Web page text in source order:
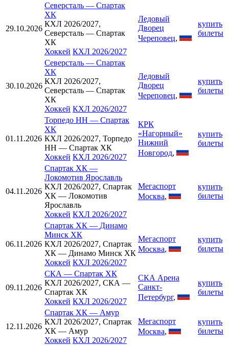
29.10.2026
Северсталь — Спартак
ХК
КХЛ 2026/2027,
Северсталь — Спартак
ХК
Хоккей КХЛ 2026/2027
Ледовый
Дворец
Череповец,
купить
билеты
30.10.2026
Северсталь — Спартак
ХК
КХЛ 2026/2027,
Северсталь — Спартак
ХК
Хоккей КХЛ 2026/2027
Ледовый
Дворец
Череповец,
купить
билеты
01.11.2026
Торпедо НН — Спартак
ХК
КХЛ 2026/2027, Торпедо
НН — Спартак ХК
Хоккей КХЛ 2026/2027
КРК
«Нагорный»
Нижний
Новгород,
купить
билеты
04.11.2026
Спартак ХК —
Локомотив Ярославль
КХЛ 2026/2027, Спартак
ХК — Локомотив
Ярославль
Хоккей КХЛ 2026/2027
Мегаспорт
Москва,
купить
билеты
06.11.2026
Спартак ХК — Динамо
Минск ХК
КХЛ 2026/2027, Спартак
ХК — Динамо Минск ХК
Хоккей КХЛ 2026/2027
Мегаспорт
Москва,
купить
билеты
09.11.2026
СКА — Спартак ХК
КХЛ 2026/2027, СКА —
Спартак ХК
Хоккей КХЛ 2026/2027
СКА Арена
Санкт-
Петербург,
купить
билеты
12.11.2026
Спартак ХК — Амур
КХЛ 2026/2027, Спартак
ХК — Амур
Хоккей КХЛ 2026/2027
Мегаспорт
Москва,
купить
билеты